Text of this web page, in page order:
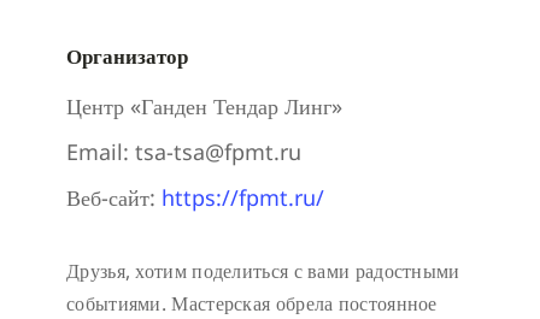
Организатор
Центр «Ганден Тендар Линг»
Email: tsa-tsa@fpmt.ru
Веб-сайт: https://fpmt.ru/
Друзья, хотим поделиться с вами радостными
событиями. Мастерская обрела постоянное